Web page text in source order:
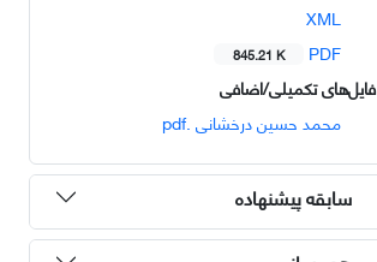
XML
PDF
845.21 K
فایل‌های تکمیلی/اضافی
محمد حسین درخشانی .pdf
سابقه پیشنهاده